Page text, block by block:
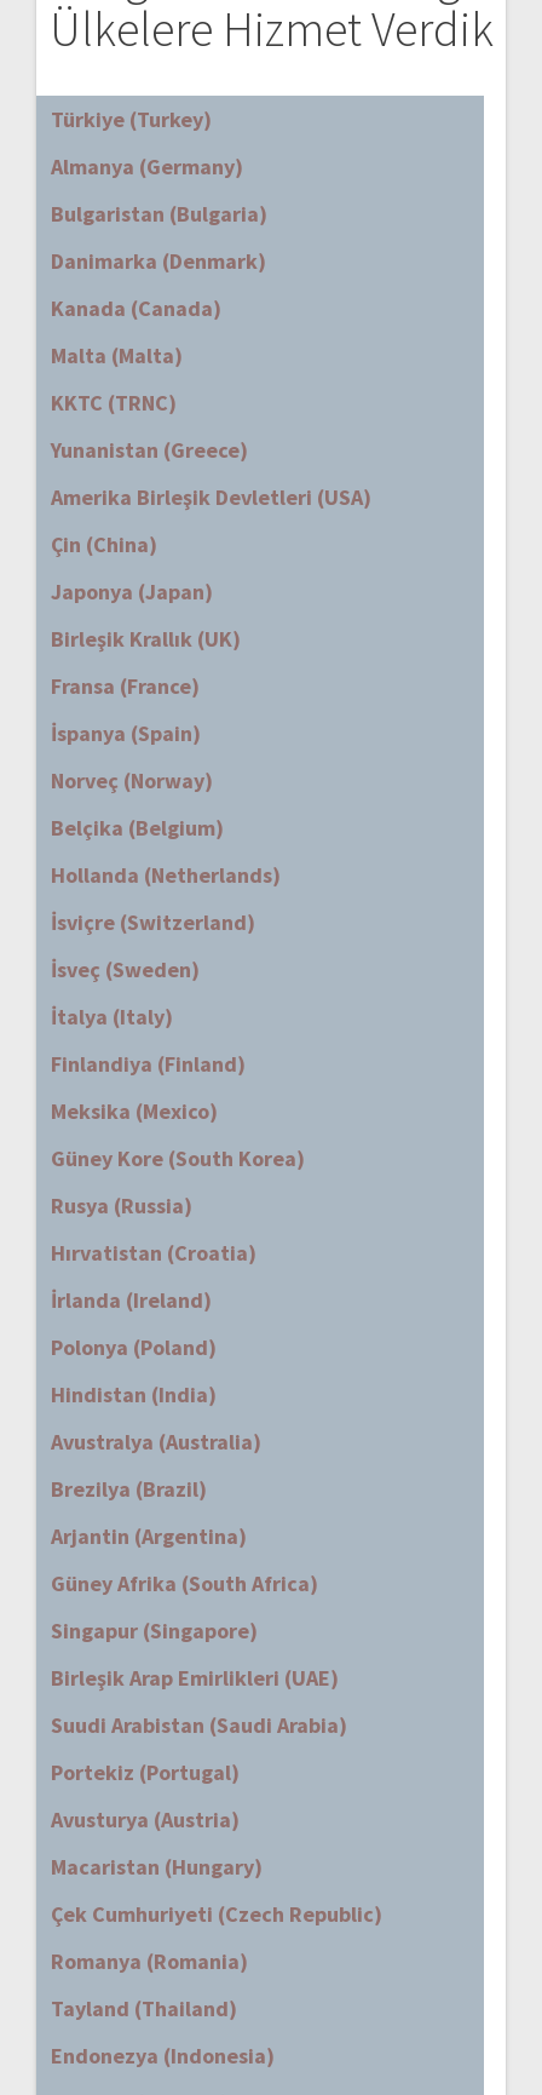
Ülkelere Hizmet Verdik
Türkiye (Turkey)
Almanya (Germany)
Bulgaristan (Bulgaria)
Danimarka (Denmark)
Kanada (Canada)
Malta (Malta)
KKTC (TRNC)
Yunanistan (Greece)
Amerika Birleşik Devletleri (USA)
Çin (China)
Japonya (Japan)
Birleşik Krallık (UK)
Fransa (France)
İspanya (Spain)
Norveç (Norway)
Belçika (Belgium)
Hollanda (Netherlands)
İsviçre (Switzerland)
İsveç (Sweden)
İtalya (Italy)
Finlandiya (Finland)
Meksika (Mexico)
Güney Kore (South Korea)
Rusya (Russia)
Hırvatistan (Croatia)
İrlanda (Ireland)
Polonya (Poland)
Hindistan (India)
Avustralya (Australia)
Brezilya (Brazil)
Arjantin (Argentina)
Güney Afrika (South Africa)
Singapur (Singapore)
Birleşik Arap Emirlikleri (UAE)
Suudi Arabistan (Saudi Arabia)
Portekiz (Portugal)
Avusturya (Austria)
Macaristan (Hungary)
Çek Cumhuriyeti (Czech Republic)
Romanya (Romania)
Tayland (Thailand)
Endonezya (Indonesia)